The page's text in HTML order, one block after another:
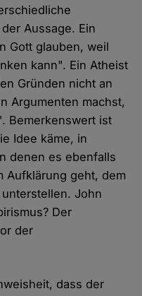
Aussage. Ein
Gott glauben, weil
kann". Ein Atheist
Gründen nicht an
Argumenten machst,
Bemerkenswert ist
Idee käme, in
denen es ebenfalls
Aufklärung geht, dem
John
Der
der
dass der